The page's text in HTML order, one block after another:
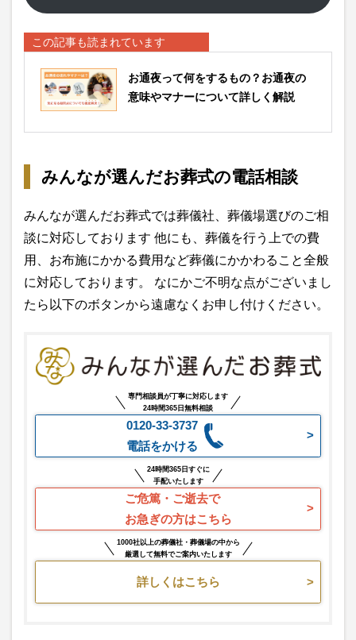
この記事も読まれています
お通夜って何をするもの？お通夜の
意味やマナーについて詳しく解説
みんなが選んだお葬式の電話相談
みんなが選んだお葬式では葬儀社、葬儀場選びのご相
談に対応しております 他にも、葬儀を行う上での費
用、お布施にかかる費用など葬儀にかかわること全般
に対応しております。 なにかご不明な点がございまし
たら以下のボタンから遠慮なくお申し付けください。
専門相談員が丁寧に対応します
24時間365日無料相談
0120-33-3737
電話をかける
24時間365日すぐに
手配いたします
ご危篤・ご逝去で
お急ぎの方はこちら
1000社以上の葬儀社・葬儀場の中から
厳選して無料でご案内いたします
詳しくはこちら